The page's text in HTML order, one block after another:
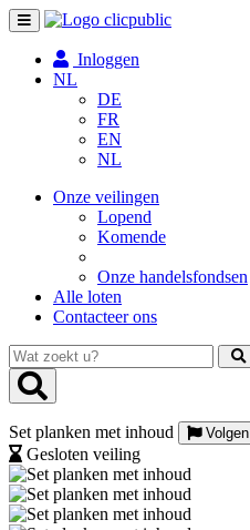
Toggle
navigation
Inloggen
NL
DE
FR
EN
NL
Onze veilingen
Lopend
Komende
Onze handelsfondsen
Alle loten
Contacteer ons
Wat
zoekt
u?
Set planken met inhoud Volgen
Gesloten veiling